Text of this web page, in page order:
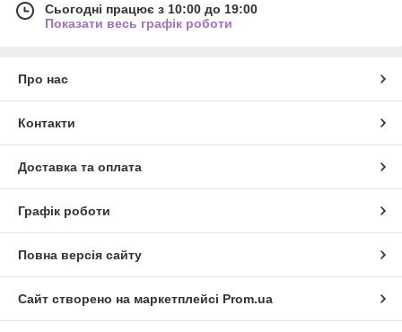
Сьогодні працює з 10:00 до 19:00
Показати весь графік роботи
Про нас
Контакти
Доставка та оплата
Графік роботи
Повна версія сайту
Сайт створено на маркетплейсі Prom.ua